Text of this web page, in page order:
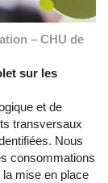
– CHU de
sur les
et de
transversaux
Nous
consommations
mise en place